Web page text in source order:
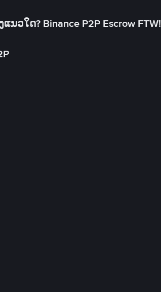
ວໃດ? Binance P2P Escrow FTW!